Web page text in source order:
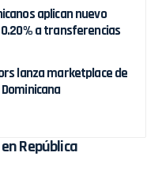
aplican nuevo
a transferencias
lanza marketplace de
República